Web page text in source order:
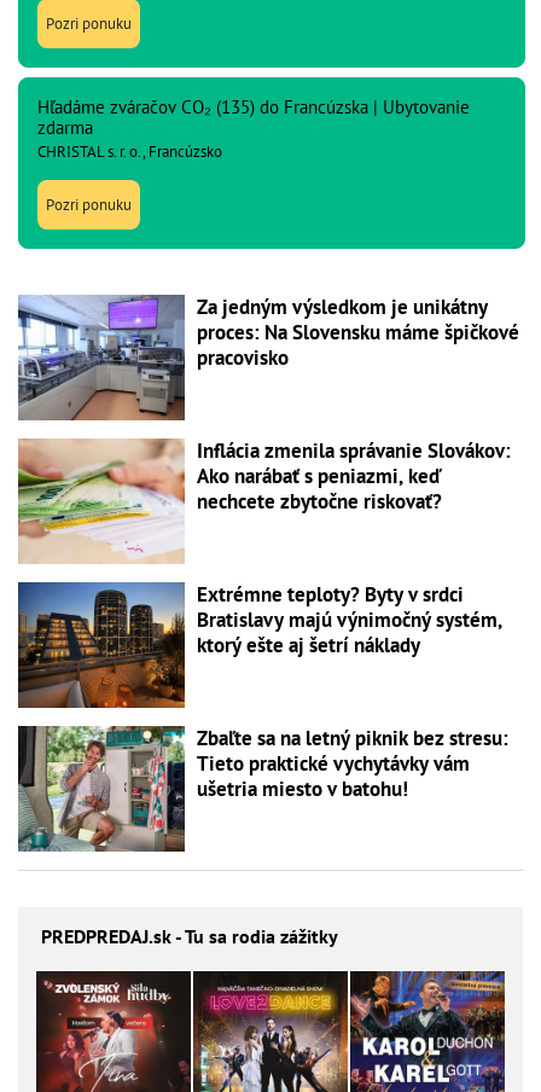
Pozri ponuku
Hľadáme zváračov CO₂ (135) do Francúzska | Ubytovanie
zdarma
CHRISTAL s. r. o., Francúzsko
Pozri ponuku
Za jedným výsledkom je unikátny
proces: Na Slovensku máme špičkové
pracovisko
Inflácia zmenila správanie Slovákov:
Ako narábať s peniazmi, keď
nechcete zbytočne riskovať?
Extrémne teploty? Byty v srdci
Bratislavy majú výnimočný systém,
ktorý ešte aj šetrí náklady
Zbaľte sa na letný piknik bez stresu:
Tieto praktické vychytávky vám
ušetria miesto v batohu!
PREDPREDAJ.sk - Tu sa rodia zážitky